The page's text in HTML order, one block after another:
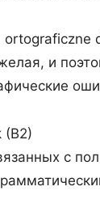
и
(B2)
с